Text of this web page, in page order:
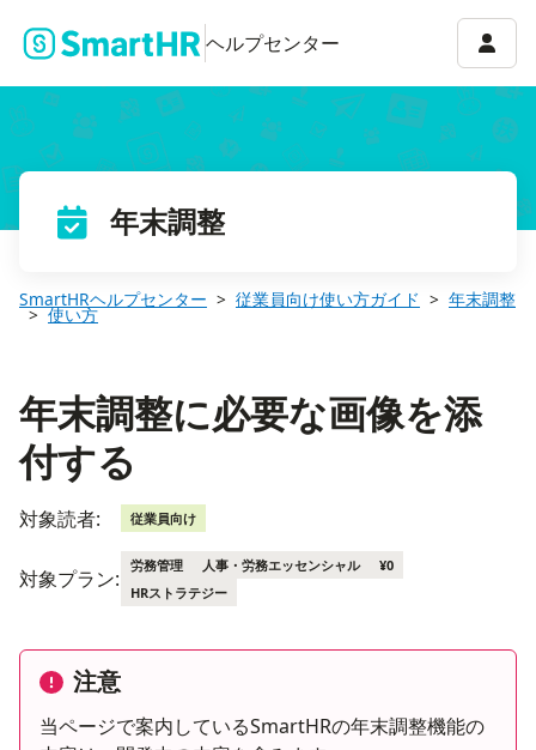
ヘルプセンター アカ
年末調整
SmartHRヘルプセンター 従業員向け使い方ガイド 年末調整
使い方
年末調整に必要な画像を添
付する
対象読者: 従業員向け
対象プラン:
労務管理 人事・労務エッセンシャル
¥0
HRストラテジー
注意
当ページで案内しているSmartHRの年末調整機能の